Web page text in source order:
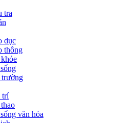
tra
dục
thông
trí
văn hóa